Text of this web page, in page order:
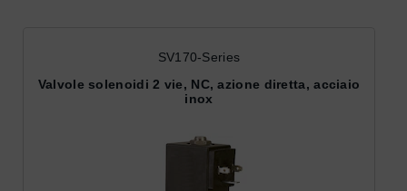
SV170-Series
Valvole solenoidi 2 vie, NC, azione diretta, acciaio
inox